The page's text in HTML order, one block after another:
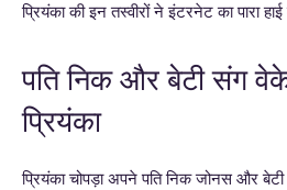
प्रियंका की इन तस्वीरों ने इंटरनेट का पारा
पति निक और बेटी संग
प्रियंका
प्रियंका चोपड़ा अपने पति निक जोनस और